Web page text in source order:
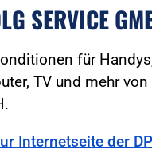
SERVICE
für
TV und mehr
Internetseite der